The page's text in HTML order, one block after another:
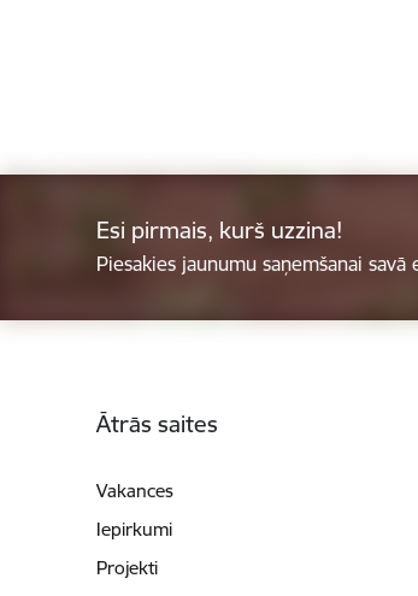
Esi pirmais, kurš uzzina!
Piesakies jaunumu saņemšanai savā
Ātrās saites
Vakances
Iepirkumi
Projekti